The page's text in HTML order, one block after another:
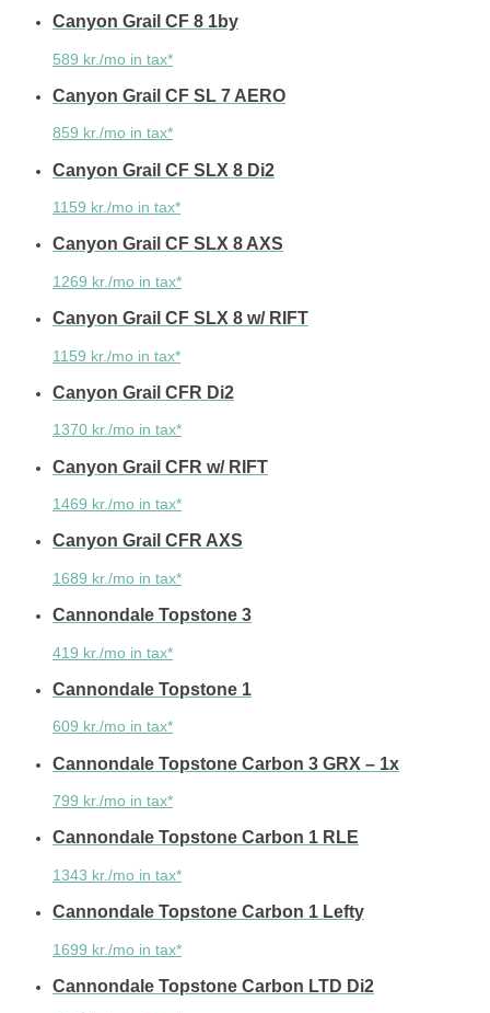
Canyon Grail CF 8 1by
589 kr./mo in tax*
Canyon Grail CF SL 7 AERO
859 kr./mo in tax*
Canyon Grail CF SLX 8 Di2
1159 kr./mo in tax*
Canyon Grail CF SLX 8 AXS
1269 kr./mo in tax*
Canyon Grail CF SLX 8 w/ RIFT
1159 kr./mo in tax*
Canyon Grail CFR Di2
1370 kr./mo in tax*
Canyon Grail CFR w/ RIFT
1469 kr./mo in tax*
Canyon Grail CFR AXS
1689 kr./mo in tax*
Cannondale Topstone 3
419 kr./mo in tax*
Cannondale Topstone 1
609 kr./mo in tax*
Cannondale Topstone Carbon 3 GRX – 1x
799 kr./mo in tax*
Cannondale Topstone Carbon 1 RLE
1343 kr./mo in tax*
Cannondale Topstone Carbon 1 Lefty
1699 kr./mo in tax*
Cannondale Topstone Carbon LTD Di2